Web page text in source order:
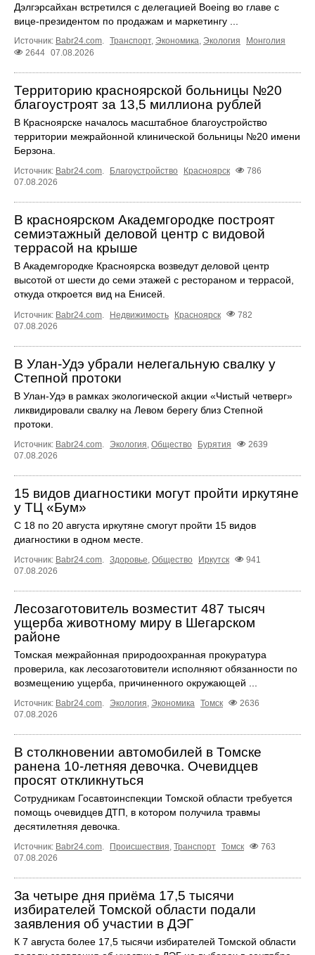
Дэлгэрсайхан встретился с делегацией Boeing во главе с
вице-президентом по продажам и маркетингу ...
Источник: Babr24.com. Транспорт, Экономика, Экология
Монголия
2644 07.08.2026
Территорию красноярской больницы №20
благоустроят за 13,5 миллиона рублей
В Красноярске началось масштабное благоустройство
территории межрайонной клинической больницы №20 имени
Берзона.
Источник: Babr24.com. Благоустройство Красноярск
786
07.08.2026
В красноярском Академгородке построят
семиэтажный деловой центр с видовой
террасой на крыше
В Академгородке Красноярска возведут деловой центр
высотой от шести до семи этажей с рестораном и террасой,
откуда откроется вид на Енисей.
Источник: Babr24.com Недвижимость Красноярск
782
07.08.2026
В Улан-Удэ убрали нелегальную свалку у
Степной протоки
В Улан-Удэ в рамках экологической акции «Чистый четверг»
ликвидировали свалку на Левом берегу близ Степной
протоки.
Источник: Babr24.com Экология Общество Бурятия
2639
07.08.2026
15 видов диагностики могут пройти иркутяне
у ТЦ «Бум»
С 18 по 20 августа иркутяне смогут пройти 15 видов
диагностики в одном месте.
Источник: Babr24.com. Здоровье, Общество Иркутск
941
07.08.2026
Лесозаготовитель возместит 487 тысяч
ущерба животному миру в Шегарском
районе
Томская межрайонная природоохранная прокуратура
проверила, как лесозаготовители исполняют обязанности по
возмещению ущерба, причиненного окружающей ...
Источник: Babr24.com. Экология, Экономика Томск
2636
07.08.2026
В столкновении автомобилей в Томске
ранена 10-летняя девочка. Очевидцев
просят откликнуться
Сотрудникам Госавтоинспекции Томской области требуется
помощь очевидцев ДТП, в котором получила травмы
десятилетняя девочка.
Источник: Babr24.com. Происшествия, Транспорт Томск
763
07.08.2026
За четыре дня приёма 17,5 тысячи
избирателей Томской области подали
заявления об участии в ДЭГ
К 7 августа более 17,5 тысячи избирателей Томской области